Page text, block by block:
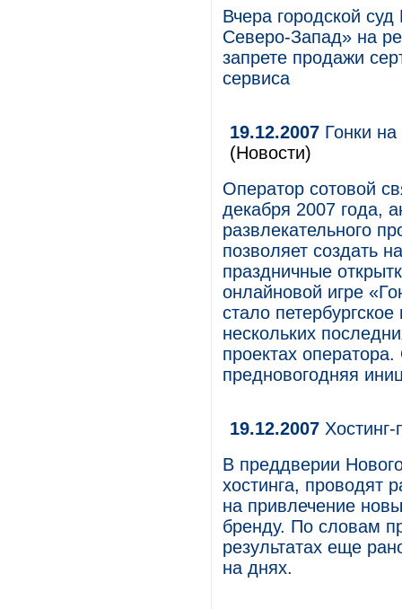
Вчера городской
Северо-Запад» на
запрете продажи
сервиса
19.12.2007 Гонки
(Новости)
Оператор сотовой
декабря 2007 года,
развлекательного
позволяет создать
праздничные
онлайновой игре
стало
нескольких
проектах
предновогодняя
19.12.2007
В преддверии
хостинга, проводят
на привлечение
бренду. По словам
результатах еще
на днях.